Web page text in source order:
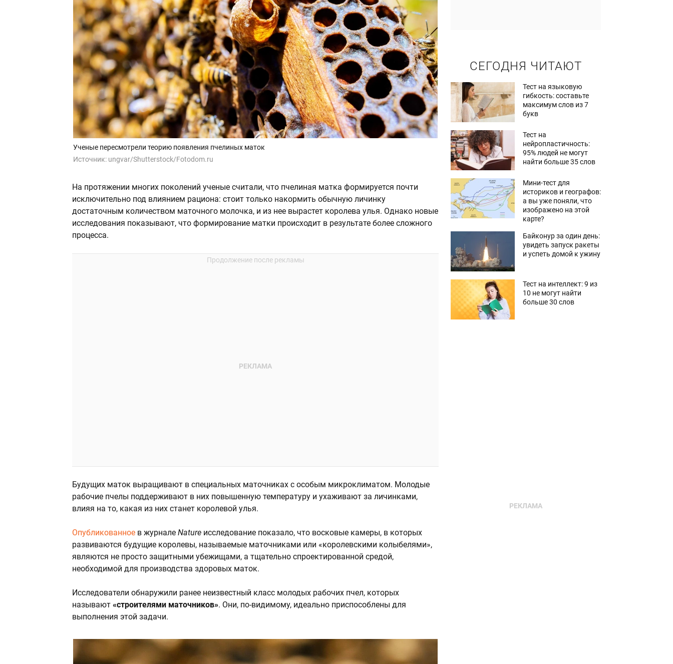
Ученые пересмотрели теорию появления пчелиных маток
Источник: ungvar/Shutterstock/Fotodom.ru
На протяжении многих поколений ученые считали, что пчелиная матка формируется почти
исключительно под влиянием рациона: стоит только накормить обычную личинку
достаточным количеством маточного молочка, и из нее вырастет королева улья. Однако новые
исследования показывают, что формирование матки происходит в результате более сложного
процесса.
Будущих маток выращивают в специальных маточниках с особым микроклиматом. Молодые
рабочие пчелы поддерживают в них повышенную температуру и ухаживают за личинками,
влияя на то, какая из них станет королевой улья.
Опубликованное в журнале Nature исследование показало, что восковые камеры, в которых
развиваются будущие королевы, называемые маточниками или «королевскими колыбелями»,
являются не просто защитными убежищами, а тщательно спроектированной средой,
необходимой для производства здоровых маток.
Исследователи обнаружили ранее неизвестный класс молодых рабочих пчел, которых
называют «строителями маточников». Они, по-видимому, идеально приспособлены для
выполнения этой задачи.
СЕГОДНЯ ЧИТАЮТ
Тест на языковую
гибкость: составьте
максимум слов из 7
букв
Тест на
нейропластичность:
95% людей не могут
найти больше 35 слов
Мини-тест для
историков и географов:
а вы уже поняли, что
изображено на этой
карте?
Байконур за один день:
увидеть запуск ракеты
и успеть домой к ужину
Тест на интеллект: 9 из
10 не могут найти
больше 30 слов